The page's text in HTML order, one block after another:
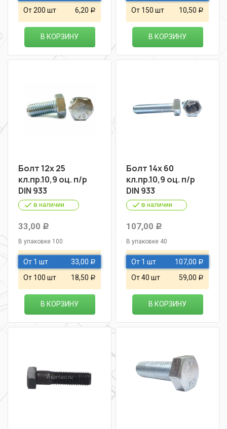
От 200 шт 6,20 Р
В КОРЗИНУ
От 150 шт 10,50 Р
В КОРЗИНУ
Болт 12х 25
кл.пр.10,9 оц. п/р
DIN 933
в наличии
33,00 Р
В упаковке 100
От 1 шт 33,00 Р
От 100 шт 18,50 Р
В КОРЗИНУ
Болт 14х 60
кл.пр.10,9 оц. п/р
DIN 933
в наличии
107,00 Р
В упаковке 40
От 1 шт 107,00 Р
От 40 шт 59,00 Р
В КОРЗИНУ